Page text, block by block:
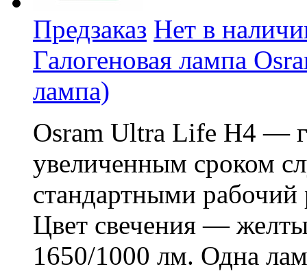
Предзаказ Нет в
Галогеновая лампа
лампа)
Osram Ultra Life H4 —
увеличенным сроком
стандартными рабочий
Цвет свечения —
1650/1000 лм. Одна